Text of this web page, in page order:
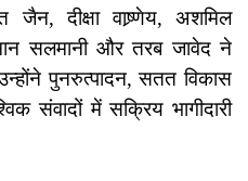
जैन, दीक्षा वाष्र्णेय, अशमिल
सलमानी और तरब जावेद ने
पुनरुत्पादन, सतत विकास
संवादों में सक्रिय भागीदारी